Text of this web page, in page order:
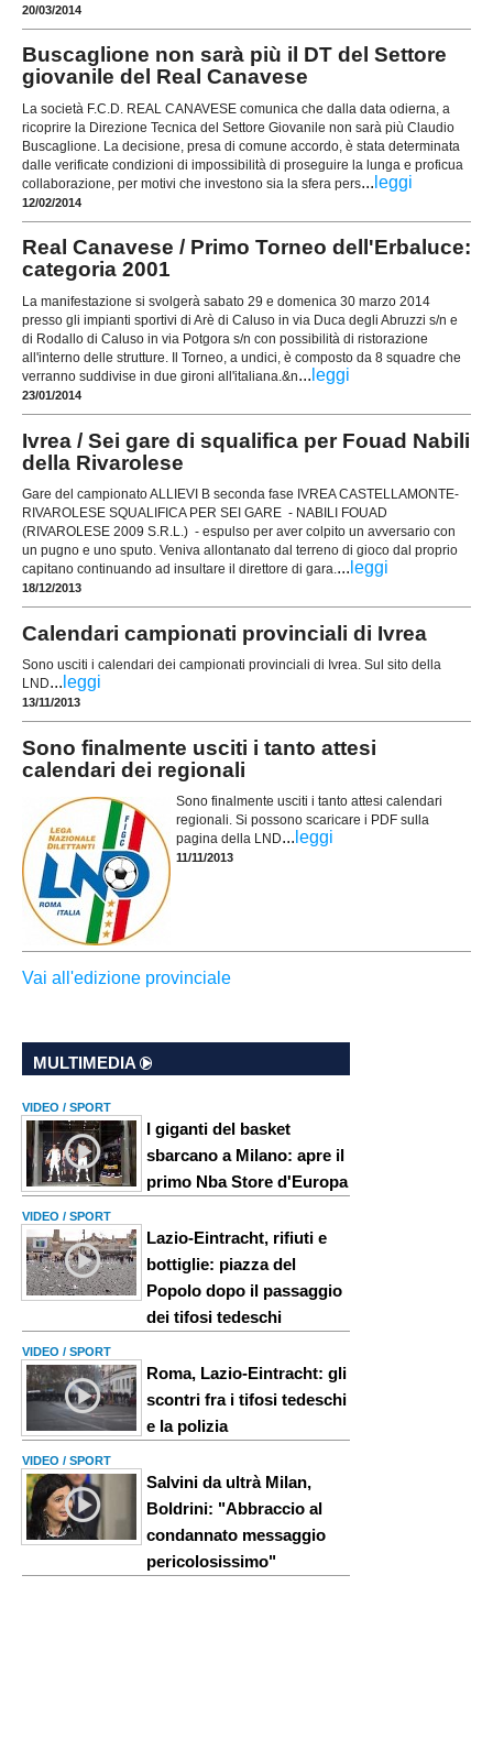
20/03/2014
Buscaglione non sarà più il DT del Settore
giovanile del Real Canavese
La società F.C.D. REAL CANAVESE comunica che dalla data odierna, a
ricoprire la Direzione Tecnica del Settore Giovanile non sarà più Claudio
Buscaglione. La decisione, presa di comune accordo, è stata determinata
dalle verificate condizioni di impossibilità di proseguire la lunga e proficua
collaborazione, per motivi che investono sia la sfera pers... leggi
12/02/2014
Real Canavese / Primo Torneo dell'Erbaluce:
categoria 2001
La manifestazione si svolgerà sabato 29 e domenica 30 marzo 2014
presso gli impianti sportivi di Arè di Caluso in via Duca degli Abruzzi s/n e
di Rodallo di Caluso in via Potgora s/n con possibilità di ristorazione
all'interno delle strutture. Il Torneo, a undici, è composto da 8 squadre che
verranno suddivise in due gironi all'italiana.&n... leggi
23/01/2014
Ivrea / Sei gare di squalifica per Fouad Nabili
della Rivarolese
Gare del campionato ALLIEVI B seconda fase IVREA CASTELLAMONTE-
RIVAROLESE SQUALIFICA PER SEI GARE - NABILI FOUAD
(RIVAROLESE 2009 S.R.L.) - espulso per aver colpito un avversario con
un pugno e uno sputo. Veniva allontanato dal terreno di gioco dal proprio
capitano continuando ad insultare il direttore di gara.... leggi
18/12/2013
Calendari campionati provinciali di Ivrea
Sono usciti i calendari dei campionati provinciali di Ivrea. Sul sito della
LND... leggi
13/11/2013
Sono finalmente usciti i tanto attesi
calendari dei regionali
Sono finalmente usciti i tanto attesi calendari
regionali. Si possono scaricare i PDF sulla
pagina della LND... leggi
11/11/2013
Vai all'edizione provinciale
MULTIMEDIA
VIDEO / SPORT
I giganti del basket
sbarcano a Milano: apre il
primo Nba Store d'Europa
VIDEO / SPORT
Lazio-Eintracht, rifiuti e
bottiglie: piazza del
Popolo dopo il passaggio
dei tifosi tedeschi
VIDEO / SPORT
Roma, Lazio-Eintracht: gli
scontri fra i tifosi tedeschi
e la polizia
VIDEO / SPORT
Salvini da ultrà Milan,
Boldrini: "Abbraccio al
condannato messaggio
pericolosissimo"